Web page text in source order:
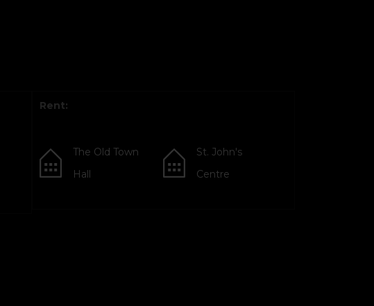
Rent:
The Old Town
Hall
St. John's
Centre